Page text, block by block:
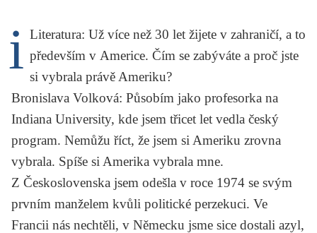
i Literatura: Už více než 30 let žijete v zahraničí, a to
především v Americe. Čím se zabýváte a proč jste
si vybrala právě Ameriku?
Bronislava Volková: Působím jako profesorka na
Indiana University, kde jsem třicet let vedla český
program. Nemůžu říct, že jsem si Ameriku zrovna
vybrala. Spíše si Amerika vybrala mne.
Z Československa jsem odešla v roce 1974 se svým
prvním manželem kvůli politické perzekuci. Ve
Francii nás nechtěli, v Německu jsme sice dostali azyl,